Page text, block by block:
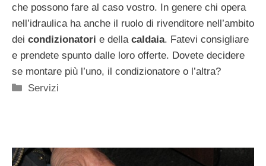
che possono fare al caso vostro. In genere chi opera
nell’idraulica ha anche il ruolo di rivenditore nell’ambito
dei condizionatori e della caldaia. Fatevi consigliare
e prendete spunto dalle loro offerte. Dovete decidere
se montare più l’uno, il condizionatore o l’altra?
Categorie
Servizi